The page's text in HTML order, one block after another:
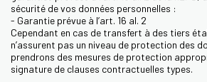
sécurité de vos données personnelles :
- Garantie prévue à l’art. 16 al. 2
Cependant en cas de transfert à des tiers
n’assurent pas un niveau de protection des
prendrons des mesures de protection
signature de clauses contractuelles types.